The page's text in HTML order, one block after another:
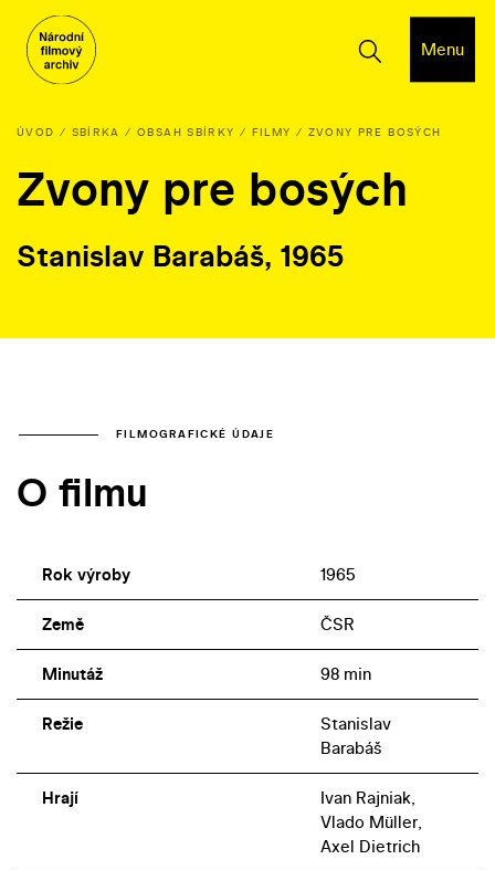
Menu
ÚVOD SBÍRKA OBSAH SBÍRKY FILMY ZVONY PRE BOSÝCH
Zvony pre bosých
Stanislav Barabáš, 1965
FILMOGRAFICKÉ ÚDAJE
O filmu
Rok výroby 1965
Země ČSR
Minutáž 98 min
Režie
Stanislav
Barabáš
Hrají
Ivan Rajniak,
Vlado Müller,
Axel Dietrich